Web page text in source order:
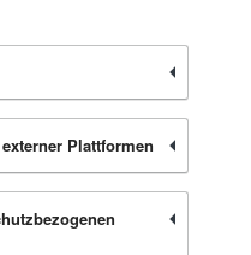
Plattformen